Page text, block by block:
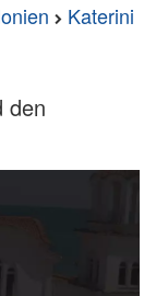
Katerini
den